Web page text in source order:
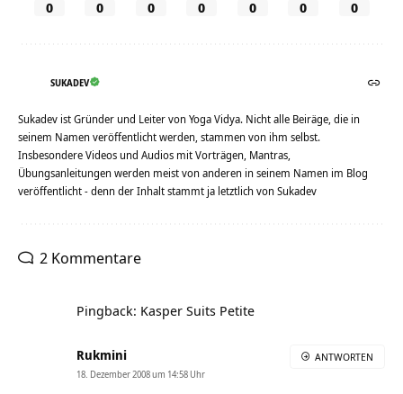
0 0 0 0 0 0 0
SUKADEV
Sukadev ist Gründer und Leiter von Yoga Vidya. Nicht alle Beiräge, die in
seinem Namen veröffentlicht werden, stammen von ihm selbst.
Insbesondere Videos und Audios mit Vorträgen, Mantras,
Übungsanleitungen werden meist von anderen in seinem Namen im Blog
veröffentlicht - denn der Inhalt stammt ja letztlich von Sukadev
2 Kommentare
Pingback: Kasper Suits Petite
Rukmini
18. Dezember 2008 um 14:58 Uhr
ANTWORTEN